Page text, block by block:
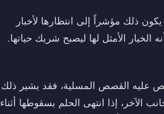
ذلك مؤشراً إلى انتظارها لأخبار
الخيار الأمثل لها ليصبح شريك حياتها.
عليه القصص المسلية، فقد يشير ذلك
الآخر، إذا انتهى الحلم بسقوطها أثناء